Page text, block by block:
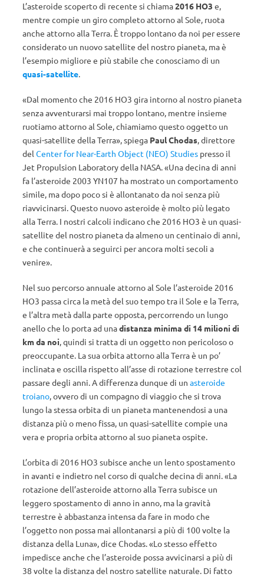
L’asteroide scoperto di recente si chiama2016 HO3 e,
mentre compie un giro completo attorno al Sole, ruota
anche attorno alla Terra. È troppo lontano da noi per essere
considerato un nuovo satellite del nostro pianeta, ma è
l’esempio migliore e più stabile che conosciamo di un
quasi-satellite.
«Dal momento che 2016 HO3 gira intorno al nostro pianeta
senza avventurarsi mai troppo lontano, mentre insieme
ruotiamo attorno al Sole, chiamiamo questo oggetto un
quasi-satellite della Terra», spiega Paul Chodas, direttore
del Center for Near-Earth Object (NEO) Studies presso il
Jet Propulsion Laboratory della NASA. «Una decina di anni
fa l’asteroide 2003 YN107 ha mostrato un comportamento
simile, ma dopo poco si è allontanato da noi senza più
riavvicinarsi. Questo nuovo asteroide è molto più legato
alla Terra. I nostri calcoli indicano che 2016 HO3 è un quasi-
satellite del nostro pianeta da almeno un centinaio di anni,
e che continuerà a seguirci per ancora molti secoli a
venire».
Nel suo percorso annuale attorno al Sole l’asteroide 2016
HO3 passa circa la metà del suo tempo tra il Sole e la Terra,
e l’altra metà dalla parte opposta, percorrendo un lungo
anello che lo porta ad unadistanza minima di 14 milioni di
km da noi, quindi si tratta di un oggetto non pericoloso o
preoccupante. La sua orbita attorno alla Terra è un po’
inclinata e oscilla rispetto all’asse di rotazione terrestre col
passare degli anni. A differenza dunque di un asteroide
troiano, ovvero di un compagno di viaggio che si trova
lungo la stessa orbita di un pianeta mantenendosi a una
distanza più o meno fissa, un quasi-satellite compie una
vera e propria orbita attorno al suo pianeta ospite.
L’orbita di 2016 HO3 subisce anche un lento spostamento
in avanti e indietro nel corso di qualche decina di anni. «La
rotazione dell’asteroide attorno alla Terra subisce un
leggero spostamento di anno in anno, ma la gravità
terrestre è abbastanza intensa da fare in modo che
l’oggetto non possa mai allontanarsi a più di 100 volte la
distanza della Luna», dice Chodas. «Lo stesso effetto
impedisce anche che l’asteroide possa avvicinarsi a più di
38 volte la distanza del nostro satellite naturale. Di fatto